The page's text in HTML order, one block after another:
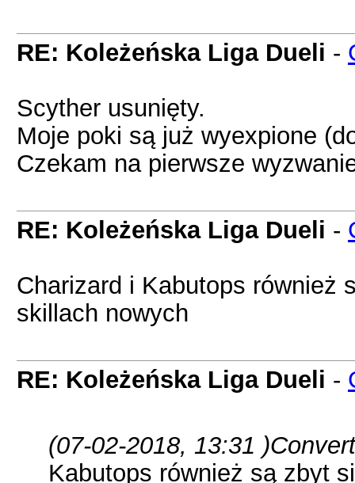
RE: Koleżeńska Liga Dueli -
Scyther usunięty.
Moje poki są już wyexpione
Czekam na pierwsze
RE: Koleżeńska Liga Dueli -
Charizard i Kabutops również
skillach nowych
RE: Koleżeńska Liga Dueli -
(07-02-2018, 13:31 )
Kabutops również są zbyt